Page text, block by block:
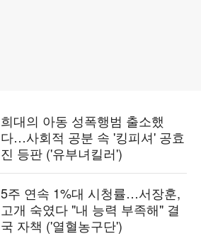
희대의 아동 성폭행범 출소했
다…사회적 공분 속 '킹피셔' 공효
진 등판 ('유부녀킬러')
5주 연속 1%대 시청률…서장훈,
고개 숙였다 "내 능력 부족해" 결
국 자책 ('열혈농구단')